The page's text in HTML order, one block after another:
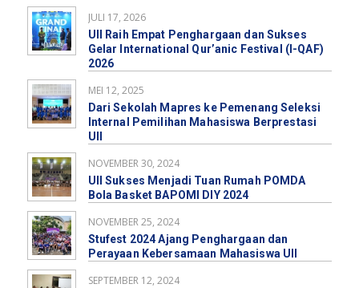
JULI 17, 2026
UII Raih Empat Penghargaan dan Sukses
Gelar International Qur’anic Festival (I-QAF)
2026
MEI 12, 2025
Dari Sekolah Mapres ke Pemenang Seleksi
Internal Pemilihan Mahasiswa Berprestasi
UII
NOVEMBER 30, 2024
UII Sukses Menjadi Tuan Rumah POMDA
Bola Basket BAPOMI DIY 2024
NOVEMBER 25, 2024
Stufest 2024 Ajang Penghargaan dan
Perayaan Kebersamaan Mahasiswa UII
SEPTEMBER 12, 2024